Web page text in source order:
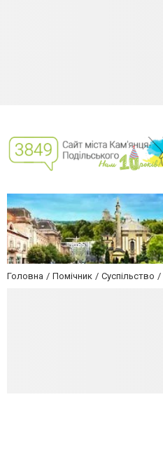
Головна Помічник Суспільство